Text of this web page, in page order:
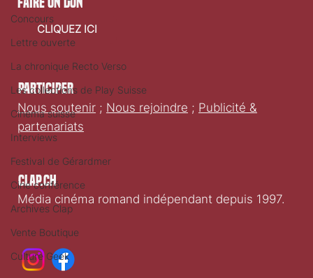
Concours
Lettre ouverte
La chronique Recto Verso
Les collections de Play Suisse
Cinéma suisse
Interviews
Festival de Gérardmer
Ciné conférence
Archives Clap
Vente Boutique
Culture Geek
Clap.ch
Média cinéma romand indépendant depuis 1997.
Participer
Nous soutenir ; Nous rejoindre ; Publicité &
partenariats
CLIQUEZ ICI